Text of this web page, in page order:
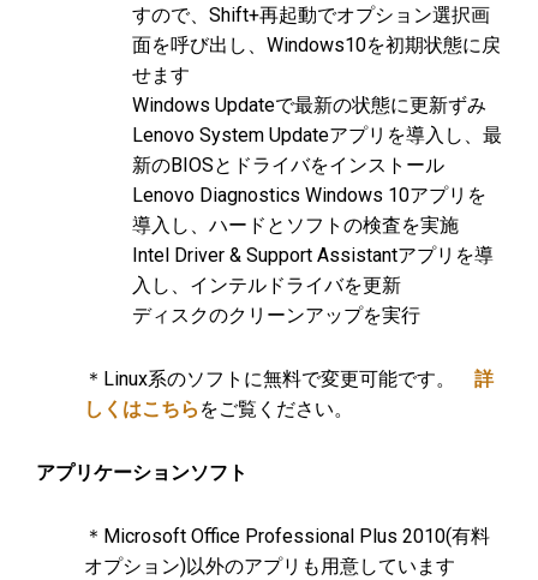
すので、Shift+再起動でオプション選択画
面を呼び出し、Windows10を初期状態に戻
せます
Windows Updateで最新の状態に更新ずみ
Lenovo System Updateアプリを導入し、最
新のBIOSとドライバをインストール
Lenovo Diagnostics Windows 10アプリを
導入し、ハードとソフトの検査を実施
Intel Driver & Support Assistantアプリを導
入し、インテルドライバを更新
ディスクのクリーンアップを実行
＊Linux系のソフトに無料で変更可能です。 詳
しくはこちら をご覧ください。
アプリケーションソフト
＊Microsoft Office Professional Plus 2010(有料
オプション)以外のアプリも用意しています